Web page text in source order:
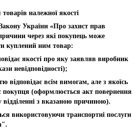
належної якості
України «Про захист прав
через які покупець може
куплений ним товар:
якості про яку заявляв виробник
невідповідності);
відповідає всім вимогам, але з якоїсь
(оформлюється акт повернення
з вказаною причиною).
використовуючи транспортні послуги